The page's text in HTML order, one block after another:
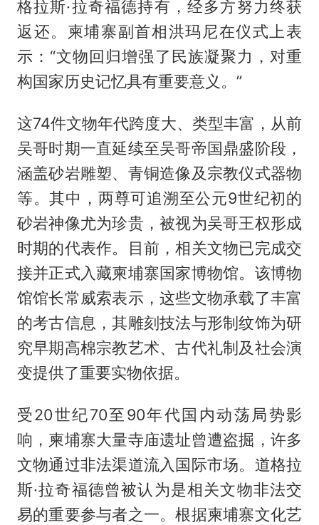
格拉斯·拉奇福德持有，经多方努力终获
返还。柬埔寨副首相洪玛尼在仪式上表
示：“文物回归增强了民族凝聚力，对重
构国家历史记忆具有重要意义。”
这74件文物年代跨度大、类型丰富，从前
吴哥时期一直延续至吴哥帝国鼎盛阶段，
涵盖砂岩雕塑、青铜造像及宗教仪式器物
等。其中，两尊可追溯至公元9世纪初的
砂岩神像尤为珍贵，被视为吴哥王权形成
时期的代表作。目前，相关文物已完成交
接并正式入藏柬埔寨国家博物馆。该博物
馆馆长常威索表示，这些文物承载了丰富
的考古信息，其雕刻技法与形制纹饰为研
究早期高棉宗教艺术、古代礼制及社会演
变提供了重要实物依据。
受20世纪70至90年代国内动荡局势影
响，柬埔寨大量寺庙遗址曾遭盗掘，许多
文物通过非法渠道流入国际市场。道格拉
斯·拉奇福德曾被认为是相关文物非法交
易的重要参与者之一。根据柬埔寨文化艺